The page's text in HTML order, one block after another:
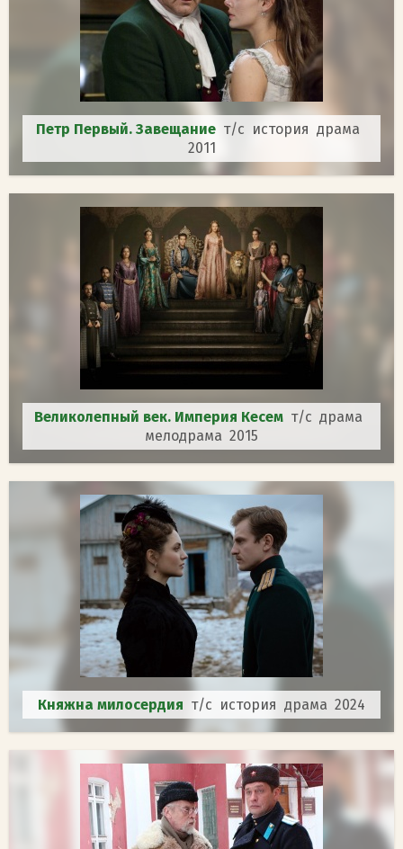
Петр Первый. Завещание т/с история драма
2011
Великолепный век. Империя Кесем т/с драма
мелодрама 2015
Княжна милосердия т/с история драма 2024